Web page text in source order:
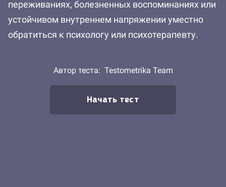
переживаниях, болезненных воспоминаниях или
устойчивом внутреннем напряжении уместно
обратиться к психологу или психотерапевту.
Автор теста: Testometrika Team
Начать тест